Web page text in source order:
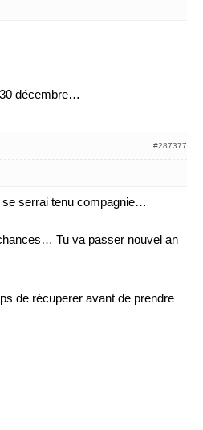
décembre…
#287377
serrai tenu compagnie…
Tu va passer nouvel an
de récuperer avant de prendre